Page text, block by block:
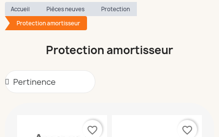
Accueil Pièces neuves
Protection
Protection amortisseur
Protection amortisseur
favorite_border favorite_border